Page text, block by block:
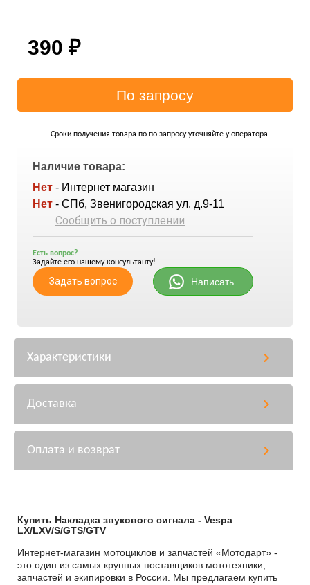
390 ₽
Сроки получения товара по по запросу уточняйте у оператора
Наличие товара:
Нет - Интернет магазин
Нет - СПб, Звенигородская ул. д.9-11
Сообщить о поступлении
Есть вопрос?
Задайте его нашему консультанту!
Задать вопрос Написать
Характеристики
Доставка
Оплата и возврат
Купить Накладка звукового сигнала - Vespa
LX/LXV/S/GTS/GTV
Интернет-магазин мотоциклов и запчастей «Мотодарт» -
это один из самых крупных поставщиков мототехники,
запчастей и экипировки в России. Мы предлагаем купить